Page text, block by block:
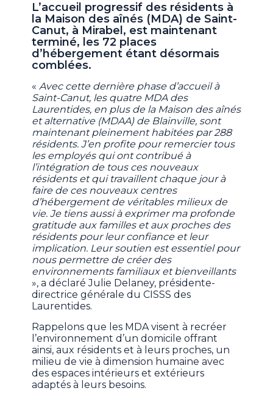
L’accueil progressif des résidents à
la Maison des aînés (MDA) de Saint-
Canut, à Mirabel, est maintenant
terminé, les 72 places
d’hébergement étant désormais
comblées.
«Avec cette dernière phase d’accueil à
Saint-Canut, les quatre MDA des
Laurentides, en plus de la Maison des aînés
et alternative (MDAA) de Blainville, sont
maintenant pleinement habitées par 288
résidents. J’en profite pour remercier tous
les employés qui ont contribué à
l’intégration de tous ces nouveaux
résidents et qui travaillent chaque jour à
faire de ces nouveaux centres
d’hébergement de véritables milieux de
vie. Je tiens aussi à exprimer ma profonde
gratitude aux familles et aux proches des
résidents pour leur confiance et leur
implication. Leur soutien est essentiel pour
nous permettre de créer des
environnements familiaux et bienveillants
», a déclaré Julie Delaney, présidente-
directrice générale du CISSS des
Laurentides.
Rappelons que les MDA visent à recréer
l’environnement d’un domicile offrant
ainsi, aux résidents et à leurs proches, un
milieu de vie à dimension humaine avec
des espaces intérieurs et extérieurs
adaptés à leurs besoins.